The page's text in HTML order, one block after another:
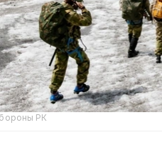
РК